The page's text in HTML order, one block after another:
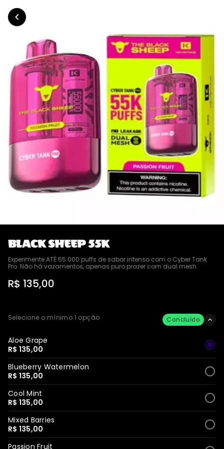
BLACK SHEEP 55K
Experimente ATÉ 55.000 puffs de sabor intenso com o Cyber Tank
Pro. Não há vazamentos, apenas puro prazer com dual mesh.
R$ 135,00
Selecione o mínimo 1 opção Concluído
Aloe Grape
R$ 135,00
Blueberry Watermelon
R$ 135,00
Cool Mint
R$ 135,00
Mixed Barries
R$ 135,00
Passion Fruit